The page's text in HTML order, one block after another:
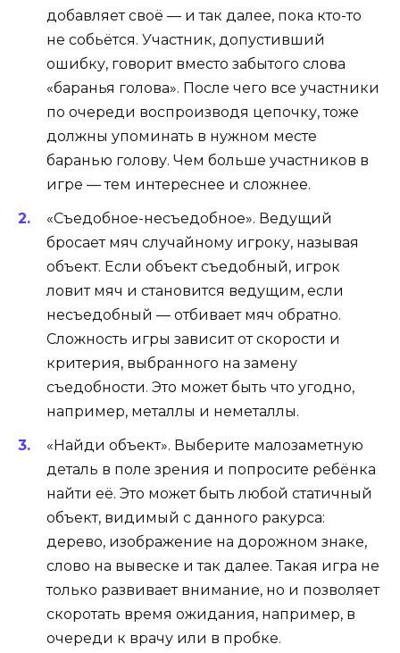
добавляет своё — и так далее, пока кто-то
не собьётся. Участник, допустивший
ошибку, говорит вместо забытого слова
«баранья голова». После чего все участники
по очереди воспроизводя цепочку, тоже
должны упоминать в нужном месте
баранью голову. Чем больше участников в
игре — тем интереснее и сложнее.
«Съедобное-несъедобное». Ведущий
бросает мяч случайному игроку, называя
объект. Если объект съедобный, игрок
ловит мяч и становится ведущим, если
несъедобный — отбивает мяч обратно.
Сложность игры зависит от скорости и
критерия, выбранного на замену
съедобности. Это может быть что угодно,
например, металлы и неметаллы.
«Найди объект». Выберите малозаметную
деталь в поле зрения и попросите ребёнка
найти её. Это может быть любой статичный
объект, видимый с данного ракурса:
дерево, изображение на дорожном знаке,
слово на вывеске и так далее. Такая игра не
только развивает внимание, но и позволяет
скоротать время ожидания, например, в
очереди к врачу или в пробке.